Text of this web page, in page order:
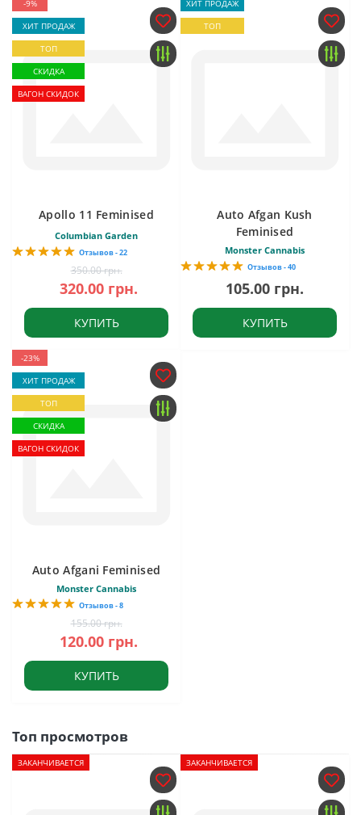
-9%
ХИТ ПРОДАЖ
ТОП
СКИДКА
ВАГОН СКИДОК
Apollo 11 Feminised
Columbian Garden
Отзывов - 22
350.00 грн.
320.00 грн.
КУПИТЬ
ХИТ ПРОДАЖ
ТОП
Auto Afgan Kush
Feminised
Monster Cannabis
Отзывов - 40
105.00 грн.
КУПИТЬ
-23%
ХИТ ПРОДАЖ
ТОП
СКИДКА
ВАГОН СКИДОК
Auto Afgani Feminised
Monster Cannabis
Отзывов - 8
155.00 грн.
120.00 грн.
КУПИТЬ
Топ просмотров
ЗАКАНЧИВАЕТСЯ ЗАКАНЧИВАЕТСЯ